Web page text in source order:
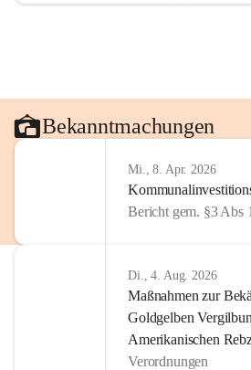
Bekanntmachungen
Mi., 8. Apr. 2026
Bericht gem. §3 Abs
Di., 4. Aug. 2026
Maßnahmen zur
Goldgelben
Amerikanischen
Verordnungen